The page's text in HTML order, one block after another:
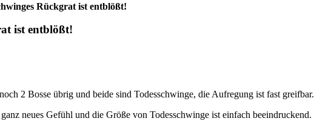
Rückgrat ist entblößt!
ist entblößt!
2 Bosse übrig und beide sind Todesschwinge, die Aufregung ist fast greifbar.
neues Gefühl und die Größe von Todesschwinge ist einfach beeindruckend.